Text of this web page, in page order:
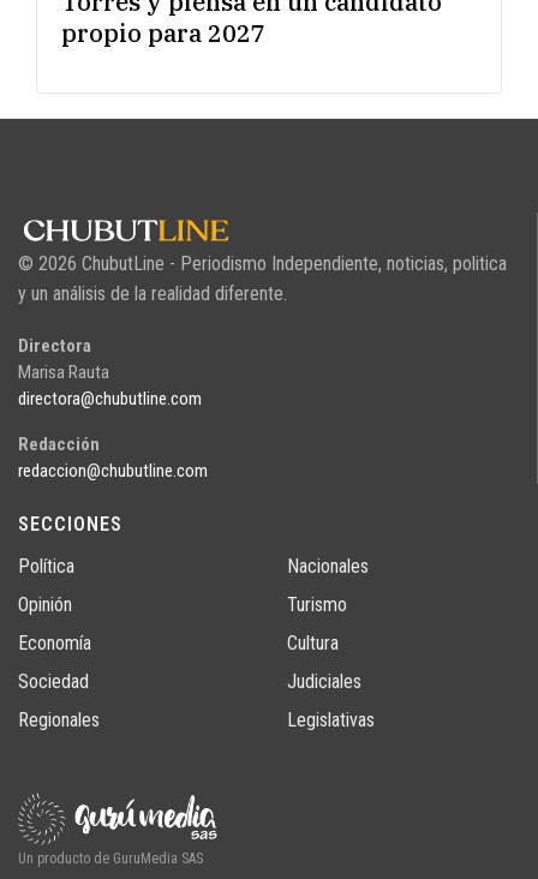
propio para 2027
© 2026 ChubutLine - Periodismo Independiente, noticias, politica
y un análisis de la realidad diferente.
Directora
Marisa Rauta
directora@chubutline.com
Redacción
redaccion@chubutline.com
SECCIONES
Política
Opinión
Economía
Sociedad
Regionales
Nacionales
Turismo
Cultura
Judiciales
Legislativas
Un producto de GuruMedia SAS